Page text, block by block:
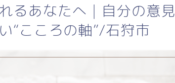
TOP
profile
るあなたへ｜自分の意見
“こころの軸”/石狩市